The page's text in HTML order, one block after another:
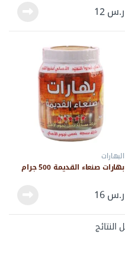
ر.س12
البهارات
بهارات صنعاء القديمة 500 جرام
ر.س16
تم الفرز حسب الأحدث